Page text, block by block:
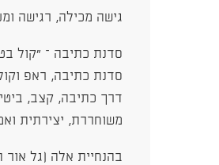
גישה מכילה, רגישה
סדנת כתיבה – "קול
סדנת כתיבה, ראפ
דרך כתיבה, קצב,
משוחררת, יצירתית
בהנחיית אלה (גל אור